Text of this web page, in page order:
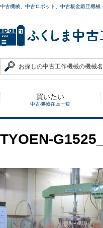
中古機械、中古ロボット、中古板金鍛圧機
買いたい
中古機械在庫一覧
TYOEN-